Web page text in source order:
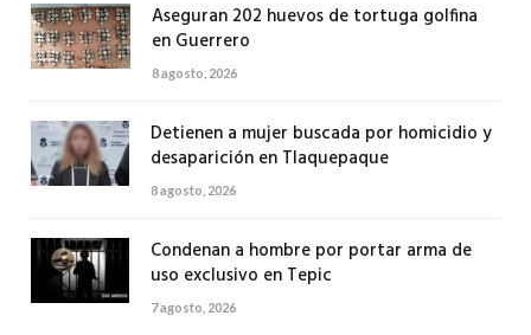
Aseguran 202 huevos de tortuga golfina
en Guerrero
8 agosto, 2026
Detienen a mujer buscada por homicidio y
desaparición en Tlaquepaque
8 agosto, 2026
Condenan a hombre por portar arma de
uso exclusivo en Tepic
7 agosto, 2026